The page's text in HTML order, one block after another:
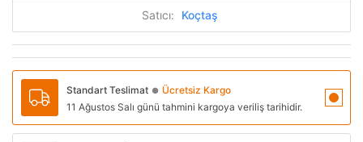
Satıcı: Koçtaş
Standart Teslimat ● Ücretsiz Kargo
11 Ağustos Salı günü tahmini kargoya veriliş tarihidir.